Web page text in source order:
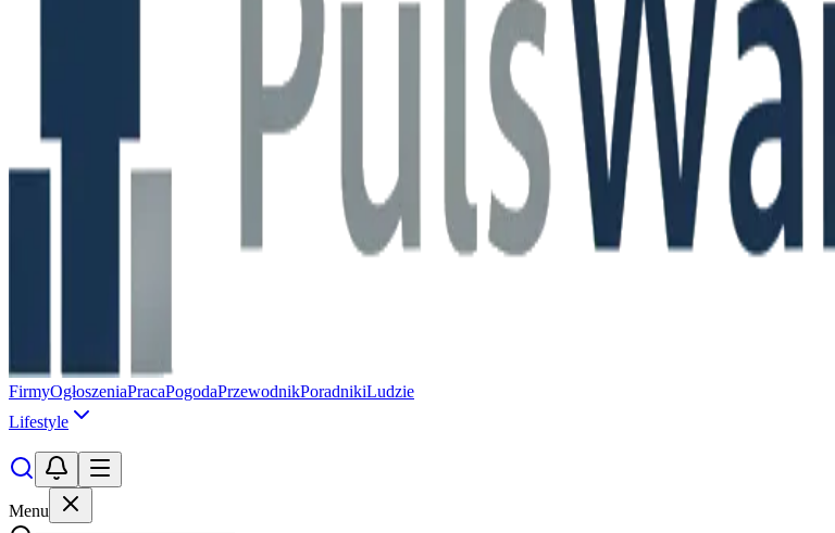
FirmyOgłoszeniaPracaPogodaPrzewodnikPoradnikiLudzie
Lifestyle
Menu